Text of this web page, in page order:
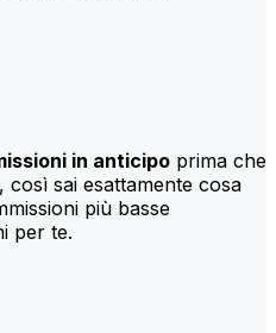
in anticipo prima che
sai esattamente cosa
più basse
per te.